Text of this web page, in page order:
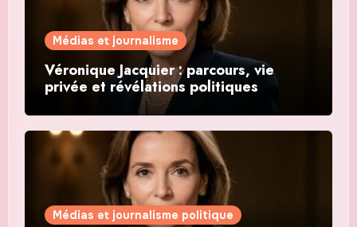
Médias et journalisme
Véronique Jacquier : parcours, vie
privée et révélations politiques
Médias et journalisme politique